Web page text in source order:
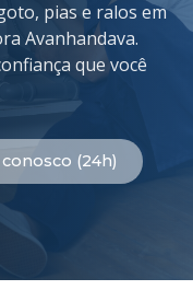
pias e ralos em
Avanhandava.
que você
conosco (24h)